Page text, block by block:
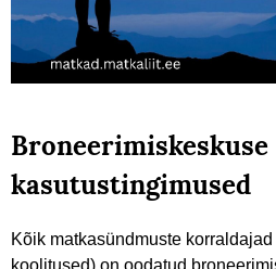
Broneerimiskeskuse
kasutustingimused
Kõik matkasündmuste
koolitused) on oodatud